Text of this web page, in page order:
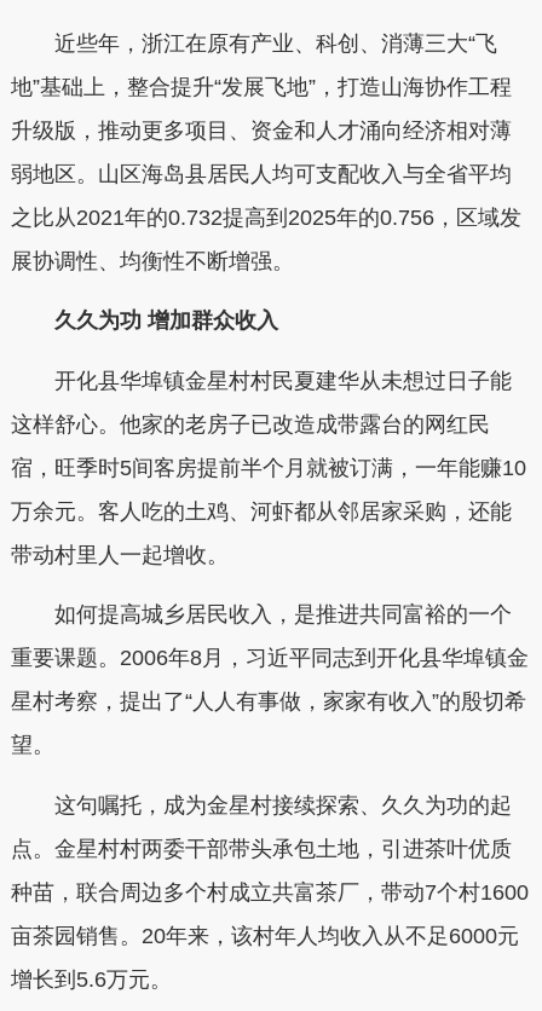
近些年，浙江在原有产业、科创、消薄三大“飞
地”基础上，整合提升“发展飞地”，打造山海协作工程
升级版，推动更多项目、资金和人才涌向经济相对薄
弱地区。山区海岛县居民人均可支配收入与全省平均
之比从2021年的0.732提高到2025年的0.756，区域发
展协调性、均衡性不断增强。
久久为功 增加群众收入
开化县华埠镇金星村村民夏建华从未想过日子能
这样舒心。他家的老房子已改造成带露台的网红民
宿，旺季时5间客房提前半个月就被订满，一年能赚10
万余元。客人吃的土鸡、河虾都从邻居家采购，还能
带动村里人一起增收。
如何提高城乡居民收入，是推进共同富裕的一个
重要课题。2006年8月，习近平同志到开化县华埠镇金
星村考察，提出了“人人有事做，家家有收入”的殷切希
望。
这句嘱托，成为金星村接续探索、久久为功的起
点。金星村村两委干部带头承包土地，引进茶叶优质
种苗，联合周边多个村成立共富茶厂，带动7个村1600
亩茶园销售。20年来，该村年人均收入从不足6000元
增长到5.6万元。